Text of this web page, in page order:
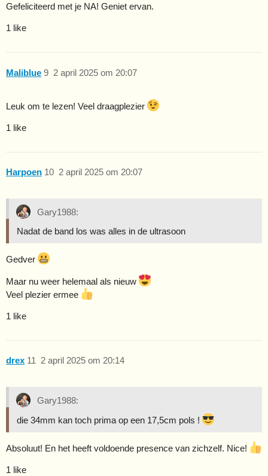
Gefeliciteerd met je NA! Geniet ervan.
1 like
Maliblue 2 april 2025 om 20:07
9
Leuk om te lezen! Veel draagplezier
1 like
Harpoen 2 april 2025 om 20:07
10
Gary1988:
Nadat de band los was alles in de ultrasoon
Gedver
Maar nu weer helemaal als nieuw
Veel plezier ermee
1 like
drex 2 april 2025 om 20:14
11
Gary1988:
die 34mm kan toch prima op een 17,5cm pols !
Absoluut! En het heeft voldoende presence van zichzelf. Nice!
1 like